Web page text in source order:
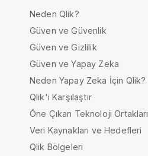
Neden Qlik?
Güven ve Güvenlik
Güven ve Gizlilik
Güven ve Yapay Zeka
Neden Yapay Zeka İçin Qlik?
Qlik'i Karşılaştır
Öne Çıkan Teknoloji Ortakları
Veri Kaynakları ve Hedefleri
Qlik Bölgeleri